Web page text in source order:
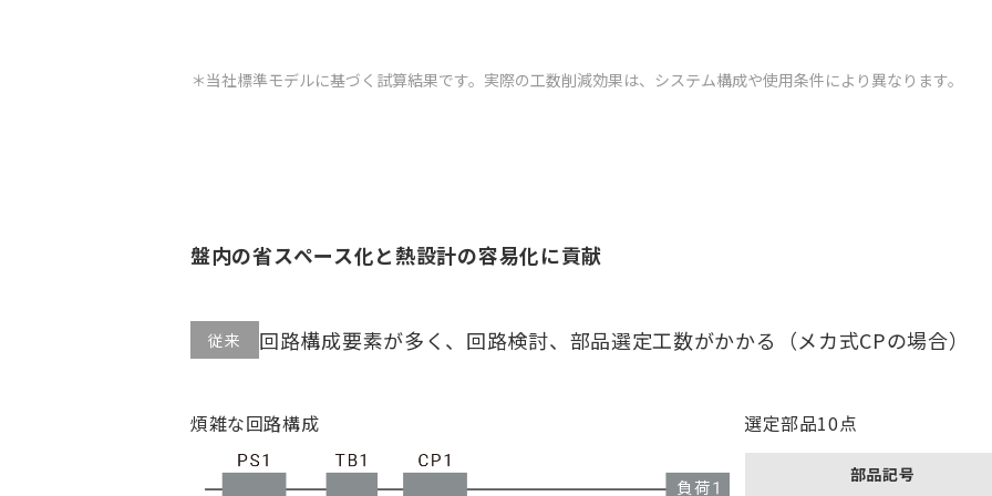
＊当社標準モデルに基づく試算結果です。実際の工数削減効果は、システム構成や使用条件により異なります。
盤内の省スペース化と熱設計の容易化に貢献
従来 回路構成要素が多く、回路検討、部品選定工数がかかる（メカ式CPの場合）
煩雑な回路構成 選定部品10点
部品記号